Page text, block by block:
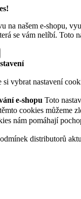
na našem e-shopu,
se vám nelíbí. Toto
vybrat nastavení
e-shopu Toto
cookies můžeme
nám pomáhají
distributorů